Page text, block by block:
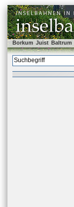
Borkum Juist Baltrum